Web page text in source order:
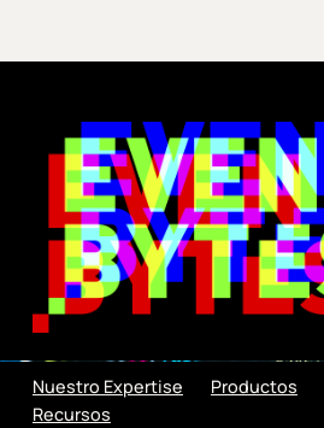
Nuestro Expertise Productos
Recursos